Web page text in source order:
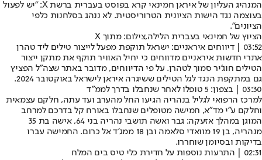
המנהיג העליון של איראן חמינאי קרא בפוסט בעברית ברשת X: "יש לפעול
בעוצמה נגד הישות הציונית הטרוריסטית. לא ננהג בסלחנות כלפי
הציונים".
הציוץ של חמינאי בעברית הלילה,צילום: מתוך X
03:52 | דיווחים איראניים: ישראל תוקפת מפעל לייצור טילים ליד טהרן
אתרי חדשות איראניים מדווחים כי יחיל האוויר תוקף את מתקן ייצור
הטילים חוג'יר סמוך לטהרן. על פי הדיווחים, מדובר באתר שצה"ל הפציץ
גם במתקפת הנגד לגל הטילים ששיגרה איראן לישראל באוקטובר 2024.
03:30 | בצפון: 5 טופלו לאחר שנחבלו בדרך לממ"ד
למרכז הרפואי לגליל בנהריה הגיעו החל מהערב ועד עתה, חלקם עצמאית
וחלקם ע״י מד״א, חמישה מטופלים שנחבלו באורח קל בדרכם למרחב
המוגן במהלך אזעקה: גבר ואשה תושבי נהריה בני 64, אישה בת 35
מנהריה, בן 19 מוואדי סלאמה ובן 18 ממג'ד אל כרום. החמישה עברו
בדיקות ובסיומן שוחררו.
02:31 | התרעות נוספות על חדירת כלי טיס בים המלח